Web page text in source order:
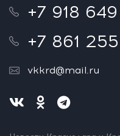
+7 918
+7 861
vkkrd@mail.ru